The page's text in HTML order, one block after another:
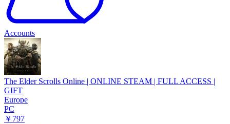
Accounts
The Elder Scrolls Online | ONLINE STEAM | FULL ACCESS |
GIFT
Europe
PC
￥797